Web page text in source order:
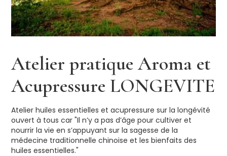
Atelier pratique Aroma et
Acupressure LONGEVITE
Atelier huiles essentielles et acupressure sur la longévité
ouvert à tous car "Il n’y a pas d’âge pour cultiver et
nourrir la vie en s’appuyant sur la sagesse de la
médecine traditionnelle chinoise et les bienfaits des
huiles essentielles."